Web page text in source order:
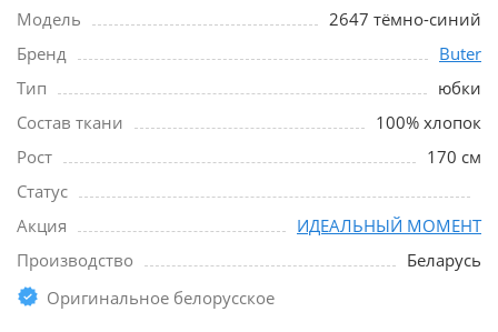
Модель
2647 тёмно-синий
Бренд
Buter
Тип
юбки
Состав ткани
100% хлопок
Рост
170 см
Статус
Акция
ИДЕАЛЬНЫЙ МОМЕНТ
Производство
Беларусь
Оригинальное белорусское